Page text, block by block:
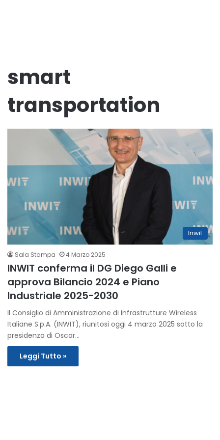
smart
transportation
Inwit
Sala Stampa 4 Marzo 2025
INWIT conferma il DG Diego Galli e
approva Bilancio 2024 e Piano
Industriale 2025-2030
Il Consiglio di Amministrazione di Infrastrutture Wireless
Italiane S.p.A. (INWIT), riunitosi oggi 4 marzo 2025 sotto la
presidenza di Oscar…
Leggi Tutto »